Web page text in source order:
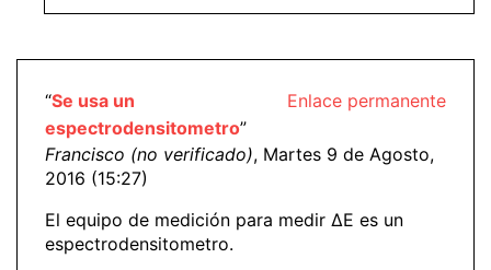
Enlace permanente
“Se usa un
espectrodensitometro”
Francisco (no verificado), Martes 9 de Agosto,
2016 (15:27)
El equipo de medición para medir ΔE es un
espectrodensitometro.